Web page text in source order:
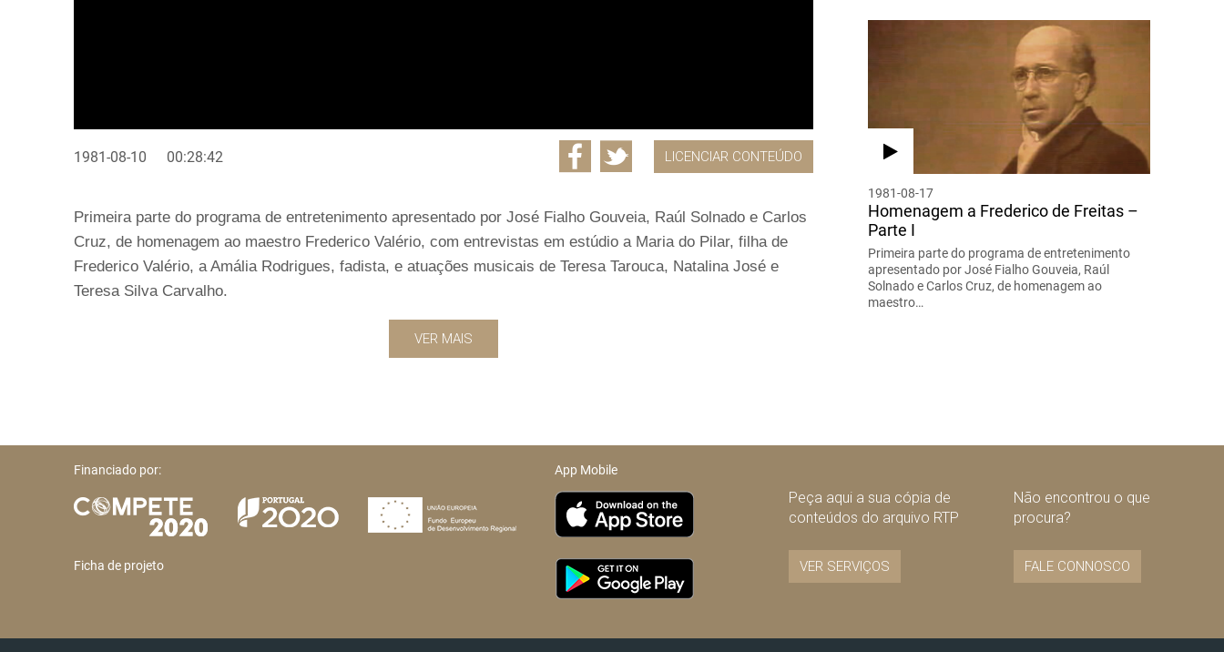
1981-08-10 00:28:42 LICENCIAR CONTEÚDO
Primeira parte do programa de entretenimento apresentado por José Fialho Gouveia, Raúl Solnado e Carlos
Cruz, de homenagem ao maestro Frederico Valério, com entrevistas em estúdio a Maria do Pilar, filha de
Frederico Valério, a Amália Rodrigues, fadista, e atuações musicais de Teresa Tarouca, Natalina José e
Teresa Silva Carvalho.
VER MAIS
1981-08-17
Homenagem a Frederico de Freitas –
Parte I
Primeira parte do programa de entretenimento
apresentado por José Fialho Gouveia, Raúl
Solnado e Carlos Cruz, de homenagem ao
maestro…
Financiado por:
Ficha de projeto
App Mobile
Peça aqui a sua cópia de
conteúdos do arquivo RTP
VER SERVIÇOS
Não encontrou o que
procura?
FALE CONNOSCO